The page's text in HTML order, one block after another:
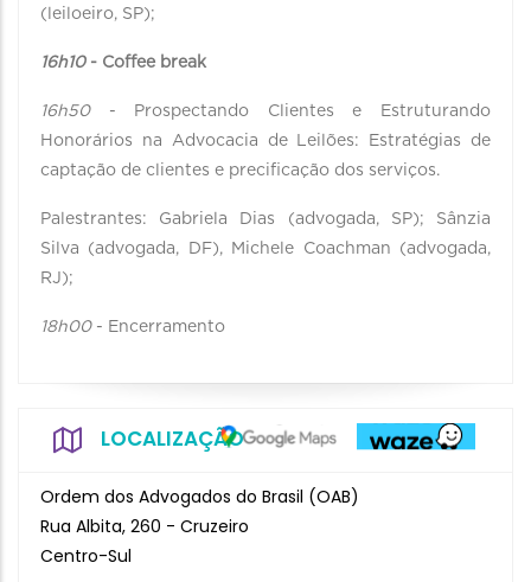
(leiloeiro, SP);
16h10 - Coffee break
16h50- Prospectando Clientes e Estruturando
Honorários na Advocacia de Leilões: Estratégias de
captação de clientes e precificação dos serviços.
Palestrantes: Gabriela Dias (advogada, SP); Sânzia
Silva (advogada, DF), Michele Coachman (advogada,
RJ);
18h00- Encerramento
LOCALIZAÇÃO
Ordem dos Advogados do Brasil (OAB)
Rua Albita, 260 - Cruzeiro
Centro-Sul